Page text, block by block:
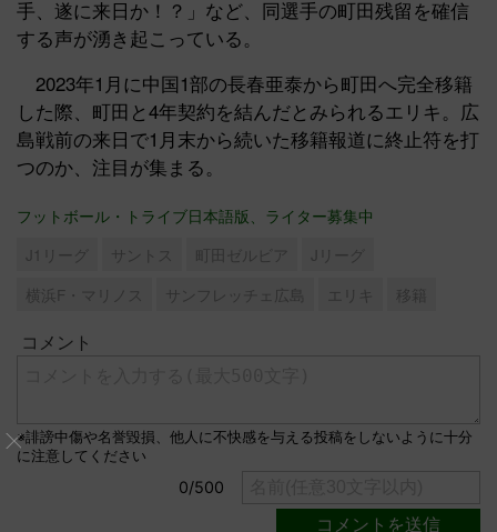
手、遂に来日か！？」など、同選手の町田残留を確信
する声が湧き起こっている。
2023年1月に中国1部の長春亜泰から町田へ完全移籍
した際、町田と4年契約を結んだとみられるエリキ。広
島戦前の来日で1月末から続いた移籍報道に終止符を打
つのか、注目が集まる。
フットボール・トライブ日本語版、ライター募集中
J1リーグ サントス 町田ゼルビア
Jリーグ
横浜F・マリノス
サンフレッチェ広島 エリキ 移籍